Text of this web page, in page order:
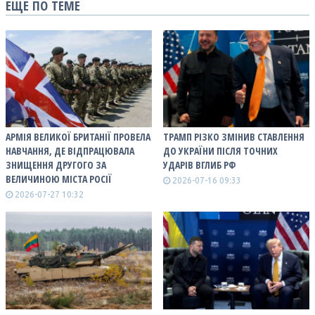
ЕЩЕ ПО ТЕМЕ
АРМІЯ ВЕЛИКОЇ БРИТАНІЇ ПРОВЕЛА
НАВЧАННЯ, ДЕ ВІДПРАЦЮВАЛА
ЗНИЩЕННЯ ДРУГОГО ЗА
ВЕЛИЧИНОЮ МІСТА РОСІЇ
2026-07-27 10:32
ТРАМП РІЗКО ЗМІНИВ СТАВЛЕННЯ
ДО УКРАЇНИ ПІСЛЯ ТОЧНИХ
УДАРІВ ВГЛИБ РФ
2026-07-16 09:33